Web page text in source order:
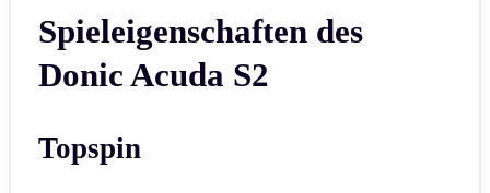
Spieleigenschaften des
Donic Acuda S2
Topspin